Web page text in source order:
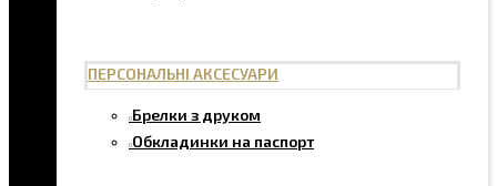
ПЕРСОНАЛЬНІ АКСЕСУАРИ
Брелки з друком
Обкладинки на паспорт